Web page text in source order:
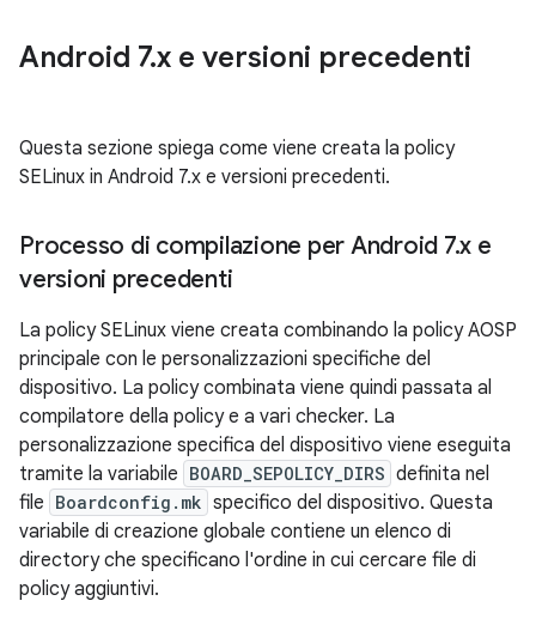
Android 7.x e versioni precedenti
Questa sezione spiega come viene creata la policy
SELinux in Android 7.x e versioni precedenti.
Processo di compilazione per Android 7.x e
versioni precedenti
La policy SELinux viene creata combinando la policy AOSP
principale con le personalizzazioni specifiche del
dispositivo. La policy combinata viene quindi passata al
compilatore della policy e a vari checker. La
personalizzazione specifica del dispositivo viene eseguita
tramite la variabile BOARD_SEPOLICY_DIRS definita nel
file Boardconfig.mk specifico del dispositivo. Questa
variabile di creazione globale contiene un elenco di
directory che specificano l'ordine in cui cercare file di
policy aggiuntivi.